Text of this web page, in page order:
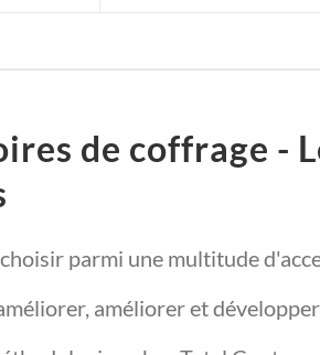
de coffrage -
parmi une multitude
améliorer et